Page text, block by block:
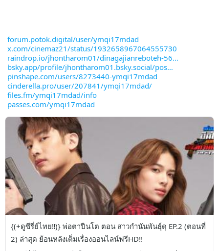
forum.potok.digital/user/ymqi17mdad
x.com/cinemaz21/status/1932658967064555730
raindrop.io/jhontharom01/dinagajianreboteh-56
bsky.app/profile/jhontharom01.bsky.social/pos
pinshape.com/users/8273440-ymqi17mdad
cinderella.pro/user/207841/ymqi17mdad/
files.fm/ymqi17mdad/info
passes.com/ymqi17mdad
{(+ดูซีรี่ย์ไทย‼️)} พ่อตาปืนโต ตอน สาวกำนันพันธุ์ดุ EP.2 (ตอนที่
2) ล่าสุด ย้อนหลังเต็มเรื่องออนไลน์ฟรีHD!!